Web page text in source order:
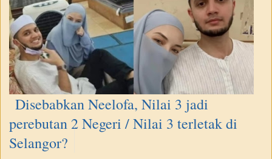
Disebabkan Neelofa, Nilai 3 jadi
perebutan 2 Negeri / Nilai 3 terletak di
Selangor?